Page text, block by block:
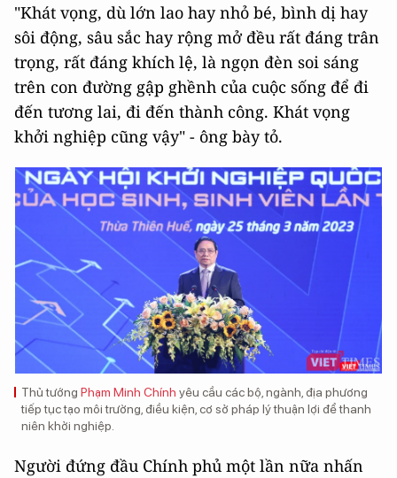
"Khát vọng, dù lớn lao hay nhỏ bé, bình dị hay
sôi động, sâu sắc hay rộng mở đều rất đáng trân
trọng, rất đáng khích lệ, là ngọn đèn soi sáng
trên con đường gập ghềnh của cuộc sống để đi
đến tương lai, đi đến thành công. Khát vọng
khởi nghiệp cũng vậy" - ông bày tỏ.
Thủ tướng Phạm Minh Chính yêu cầu các bộ, ngành, địa phương
tiếp tục tạo môi trường, điều kiện, cơ sở pháp lý thuận lợi để thanh
niên khởi nghiệp.
Người đứng đầu Chính phủ một lần nữa nhấn